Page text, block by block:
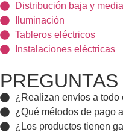
Distribución baja y
Iluminación
Tableros eléctricos
Instalaciones eléctricas
¿Realizan envíos a todo
¿Qué métodos de pago
¿Los productos tienen